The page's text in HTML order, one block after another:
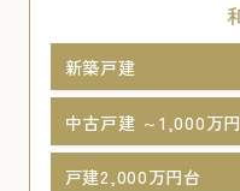
新築戸建
中古戸建 ～1,000万円
戸建2,000万円台